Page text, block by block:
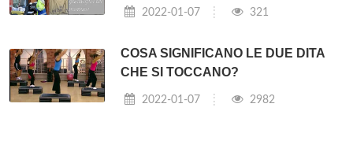
2022-01-07 321
COSA SIGNIFICANO LE DUE DITA
CHE SI TOCCANO?
2022-01-07 2982